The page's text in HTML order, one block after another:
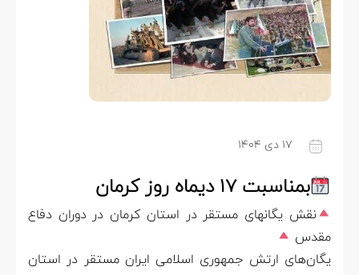
۱۷ دی ۱۴۰۴
بمناسبت ۱۷ دیماه روز کرمان
نقش یگانهای مستقر در استان کرمان در دوران دفاع
مقدس
یگان‌های ارتش جمهوری اسلامی ایران مستقر در استان